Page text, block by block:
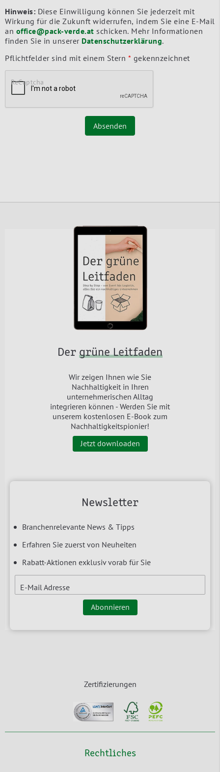
Hinweis: Diese Einwilligung können Sie jederzeit mit
Wirkung für die Zukunft widerrufen, indem Sie eine E-Mail
an office@pack-verde.at
finden Sie in unserer Datenschutzerklärung.
Pflichtfelder sind mit einem Stern * gekennzeichnet
ReCaptcha
Absenden
Newsletter
Branchenrelevante News & Tipps
Erfahren Sie zuerst von Neuheiten
Rabatt-Aktionen exklusiv vorab für Sie
E-Mail Adresse
Abonnieren
Der grüne Leitfaden
Wir zeigen Ihnen wie Sie
Nachhaltigkeit in Ihren
unternehmerischen Alltag
integrieren können - Werden Sie mit
unserem kostenlosen E-Book zum
Nachhaltigkeitspionier!
Jetzt downloaden
Zertifizierungen
Rechtliches